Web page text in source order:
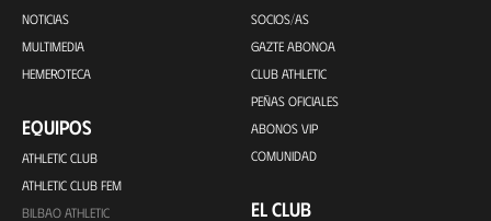
NOTICIAS
MULTIMEDIA
HEMEROTECA
EQUIPOS
ATHLETIC CLUB
ATHLETIC CLUB FEM
BILBAO ATHLETIC
SOCIOS/AS
GAZTE ABONOA
CLUB ATHLETIC
PEÑAS OFICIALES
ABONOS VIP
COMUNIDAD
EL CLUB